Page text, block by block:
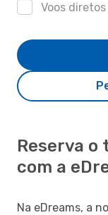
Voos diretos
Reserva o
com a
Na eDreams, a